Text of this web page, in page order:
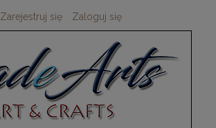
Zarejestruj się Zaloguj się